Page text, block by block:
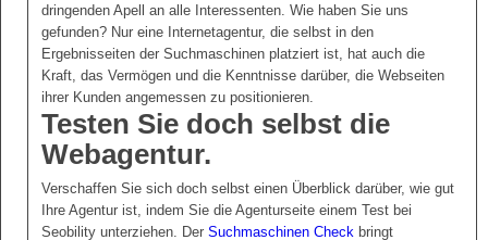
dringenden Apell an alle Interessenten. Wie haben Sie uns
gefunden? Nur eine Internetagentur, die selbst in den
Ergebnisseiten der Suchmaschinen platziert ist, hat auch die
Kraft, das Vermögen und die Kenntnisse darüber, die Webseiten
ihrer Kunden angemessen zu positionieren.
Testen Sie doch selbst die
Webagentur.
Verschaffen Sie sich doch selbst einen Überblick darüber, wie gut
Ihre Agentur ist, indem Sie die Agenturseite einem Test bei
Seobility unterziehen. Der Suchmaschinen Check bringt